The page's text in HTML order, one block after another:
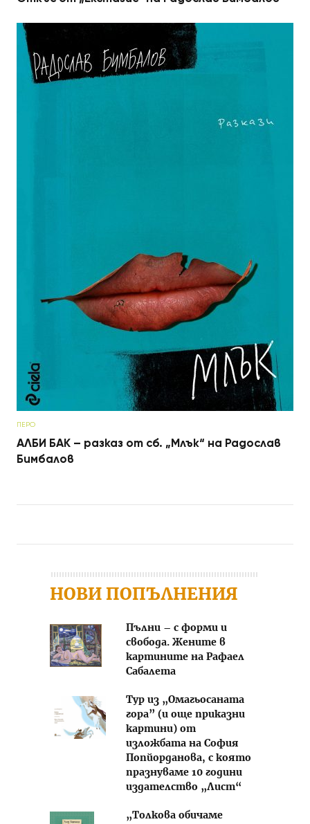
ПЕРО
АЛБИ БАК – разказ от сб. „Млък“ на Радослав
Бимбалов
НОВИ ПОПЪЛНЕНИЯ
Пълни – с форми и
свобода. Жените в
картините на Рафаел
Сабалета
Тур из „Омагьосаната
гора” (и още приказни
картини) от
изложбата на София
Попйорданова, с която
празнуваме 10 години
издателство „Лист“
„Толкова обичаме